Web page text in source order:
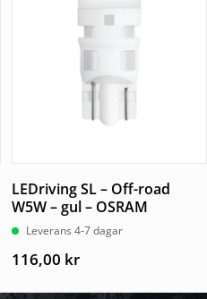
LEDriving SL – Off-road
W5W – gul – OSRAM
Leverans 4-7 dagar
116,00 kr